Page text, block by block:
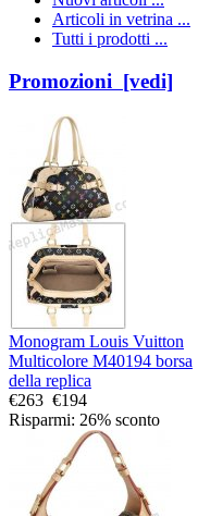
Articoli in vetrina ...
Tutti i prodotti ...
Promozioni [vedi]
Monogram Louis Vuitton
Multicolore M40194 borsa
della replica
€263 €194
Risparmi: 26% sconto